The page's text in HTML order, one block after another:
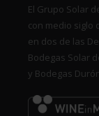
El Grupo Solar
con medio siglo
en dos de las
Bodegas Solar
y Bodegas